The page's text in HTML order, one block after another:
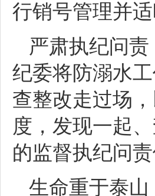
行销号管理并
严肃执纪问
纪委将防溺水
查整改走过场
度，发现一起
的监督执纪问
生命重于泰